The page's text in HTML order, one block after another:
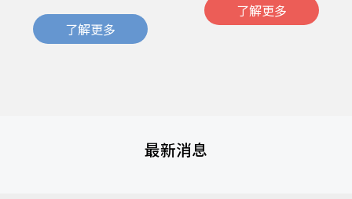
了解更多
了解更多
最新消息